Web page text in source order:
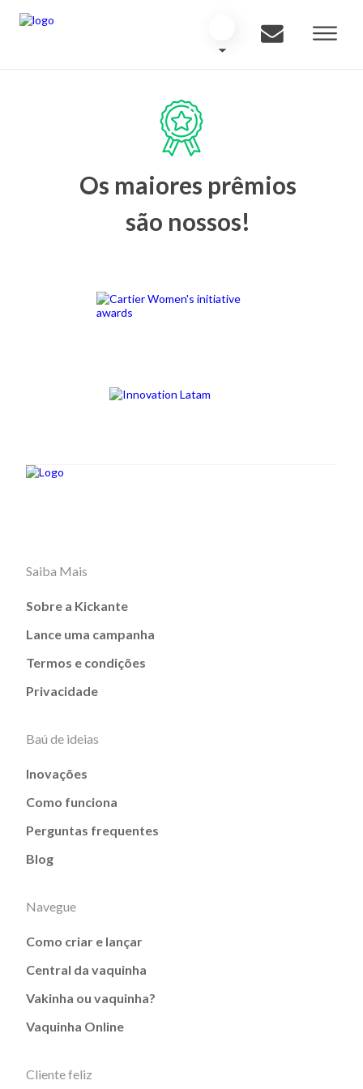
Os maiores prêmios
são nossos!
Saiba Mais
Sobre a Kickante
Lance uma campanha
Termos e condições
Privacidade
Baú de ideias
Inovações
Como funciona
Perguntas frequentes
Blog
Navegue
Como criar e lançar
Central da vaquinha
Vakinha ou vaquinha?
Vaquinha Online
Cliente feliz